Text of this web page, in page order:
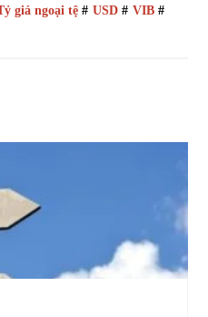
giá ngoại tệ# USD# VIB#